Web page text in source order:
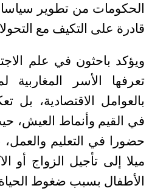
الحكومات من تطوير
قادرة على التكيف مع
ويؤكد باحثون في علم
تعرفها الأسر
بالعوامل الاقتصادية، بل
في القيم وأنماط العيش،
حضورا في التعليم والعمل،
ميلا إلى تأجيل الزواج أو
الأطفال بسبب ضغوط الحياة